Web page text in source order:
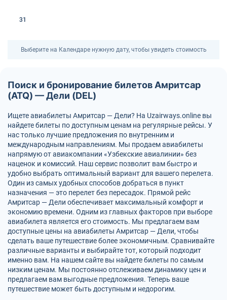
31
Выберите на Календаре нужную дату, чтобы увидеть стоимость
Поиск и бронирование билетов Амритсар
(ATQ) — Дели (DEL)
Ищете авиабилеты Амритсар — Дели? На Uzairways.online вы
найдете билеты по доступным ценам на регулярные рейсы. У
нас только лучшие предложения по внутренним и
международным направлениям. Мы продаем авиабилеты
напрямую от авиакомпании «Узбекские авиалинии» без
наценок и комиссий. Наш сервис позволит вам быстро и
удобно выбрать оптимальный вариант для вашего перелета.
Один из самых удобных способов добраться в пункт
назначения — это перелет без пересадок. Прямой рейс
Амритсар — Дели обеспечивает максимальный комфорт и
экономию времени. Одним из главных факторов при выборе
авиабилета является его стоимость. Мы предлагаем вам
доступные цены на авиабилеты Амритсар — Дели, чтобы
сделать ваше путешествие более экономичным. Сравнивайте
различные варианты и выбирайте тот, который подходит
именно вам. На нашем сайте вы найдете билеты по самым
низким ценам. Мы постоянно отслеживаем динамику цен и
предлагаем вам выгодные предложения. Теперь ваше
путешествие может быть доступным и недорогим.